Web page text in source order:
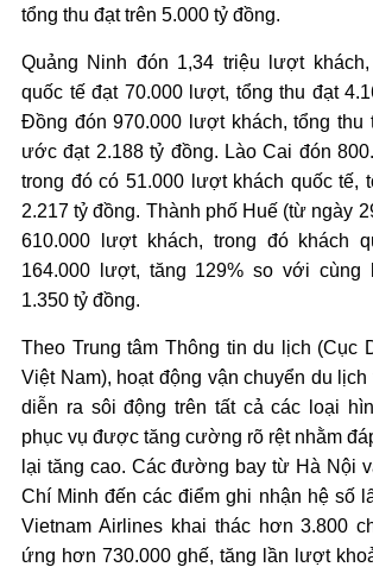
tổng thu đạt trên 5.000 tỷ đồng.
Quảng Ninh đón 1,34 triệu lượt
quốc tế đạt 70.000 lượt, tổng thu đạt
Đồng đón 970.000 lượt khách, tổng thu
ước đạt 2.188 tỷ đồng. Lào Cai đón
trong đó có 51.000 lượt khách quốc tế,
2.217 tỷ đồng. Thành phố Huế (từ ngày
610.000 lượt khách, trong đó khách
164.000 lượt, tăng 129% so với cùng
1.350 tỷ đồng.
Theo Trung tâm Thông tin du lịch (Cục
Việt Nam), hoạt động vận chuyển du
diễn ra sôi động trên tất cả các loại
phục vụ được tăng cường rõ rệt nhằm
lại tăng cao. Các đường bay từ Hà Nội
Chí Minh đến các điểm ghi nhận hệ số
Vietnam Airlines khai thác hơn 3.800
ứng hơn 730.000 ghế, tăng lần lượt